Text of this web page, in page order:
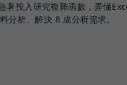
著投入研究複雜函數，弄懂
分析、解決 8 成分析需求。